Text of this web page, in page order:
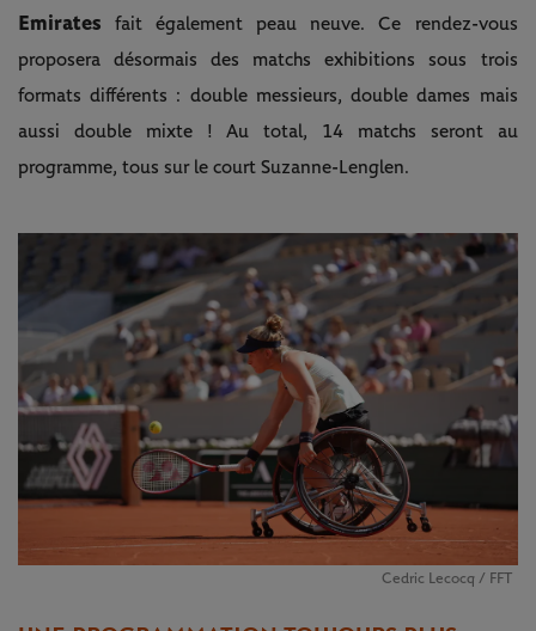
Emirates fait également peau neuve. Ce rendez-vous
proposera désormais des matchs exhibitions sous trois
formats différents : double messieurs, double dames mais
aussi double mixte ! Au total, 14 matchs seront au
programme, tous sur le court Suzanne-Lenglen.
Cedric Lecocq / FFT